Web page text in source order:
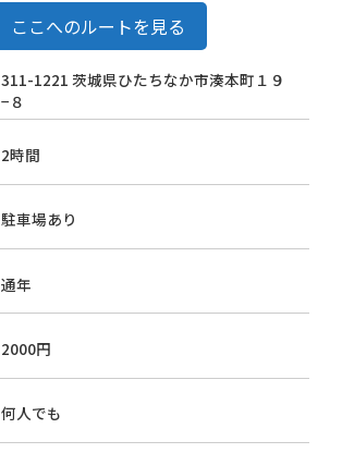
ここへのルートを見る
311-1221 茨城県ひたちなか市湊本町１９
−８
2時間
駐車場あり
通年
2000円
何人でも